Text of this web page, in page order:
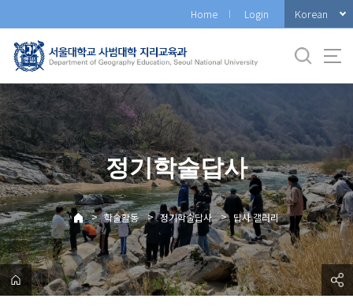
로
메
뉴
Home Login Korean
정기학술답사
> 학술활동 > 정기학술답사 > 답사 갤러리